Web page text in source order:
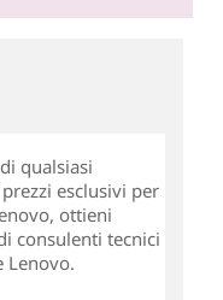
qualsiasi
esclusivi per
ottieni
consulenti tecnici
Lenovo.